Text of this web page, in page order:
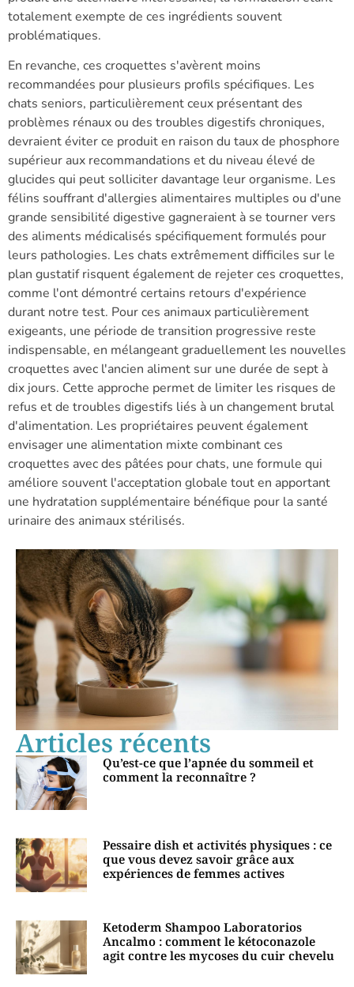
Articles récents
Qu’est-ce que l’apnée du sommeil et
comment la reconnaître ?
Pessaire dish et activités physiques : ce
que vous devez savoir grâce aux
expériences de femmes actives
Ketoderm Shampoo Laboratorios
Ancalmo : comment le kétoconazole
agit contre les mycoses du cuir chevelu
totalement exempte de ces ingrédients souvent
problématiques.
En revanche, ces croquettes s'avèrent moins
recommandées pour plusieurs profils spécifiques. Les
chats seniors, particulièrement ceux présentant des
problèmes rénaux ou des troubles digestifs chroniques,
devraient éviter ce produit en raison du taux de phosphore
supérieur aux recommandations et du niveau élevé de
glucides qui peut solliciter davantage leur organisme. Les
félins souffrant d'allergies alimentaires multiples ou d'une
grande sensibilité digestive gagneraient à se tourner vers
des aliments médicalisés spécifiquement formulés pour
leurs pathologies. Les chats extrêmement difficiles sur le
plan gustatif risquent également de rejeter ces croquettes,
comme l'ont démontré certains retours d'expérience
durant notre test. Pour ces animaux particulièrement
exigeants, une période de transition progressive reste
indispensable, en mélangeant graduellement les nouvelles
croquettes avec l'ancien aliment sur une durée de sept à
dix jours. Cette approche permet de limiter les risques de
refus et de troubles digestifs liés à un changement brutal
d'alimentation. Les propriétaires peuvent également
envisager une alimentation mixte combinant ces
croquettes avec des pâtées pour chats, une formule qui
améliore souvent l'acceptation globale tout en apportant
une hydratation supplémentaire bénéfique pour la santé
urinaire des animaux stérilisés.